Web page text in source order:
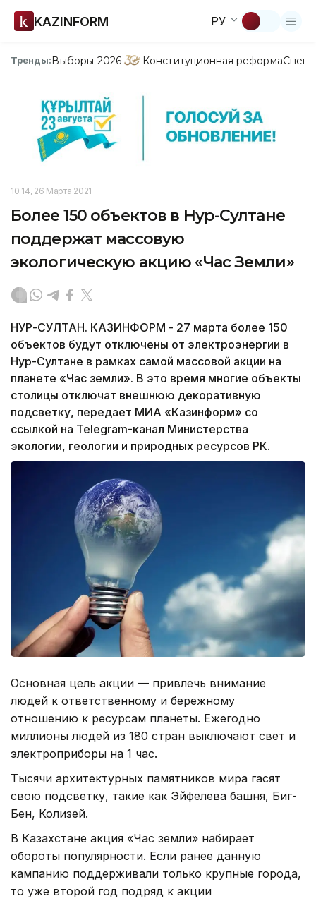
KAZINFORM РУ
Тренды:Выборы-2026 Конституционная реформа
10:14, 26 Марта 2021
Более 150 объектов в Нур-Султане
поддержат массовую
экологическую акцию «Час Земли»
НУР-СУЛТАН. КАЗИНФОРМ - 27 марта более 150
объектов будут отключены от электроэнергии в
Нур-Султане в рамках самой массовой акции на
планете «Час земли». В это время многие объекты
столицы отключат внешнюю декоративную
подсветку, передает МИА «Казинформ» со
ссылкой на Telegram-канал Министерства
экологии, геологии и природных ресурсов РК.
Основная цель акции — привлечь внимание
людей к ответственному и бережному
отношению к ресурсам планеты. Ежегодно
миллионы людей из 180 стран выключают свет и
электроприборы на 1 час.
Тысячи архитектурных памятников мира гасят
свою подсветку, такие как Эйфелева башня, Биг-
Бен, Колизей.
В Казахстане акция «Час земли» набирает
обороты популярности. Если ранее данную
кампанию поддерживали только крупные города,
то уже второй год подряд к акции